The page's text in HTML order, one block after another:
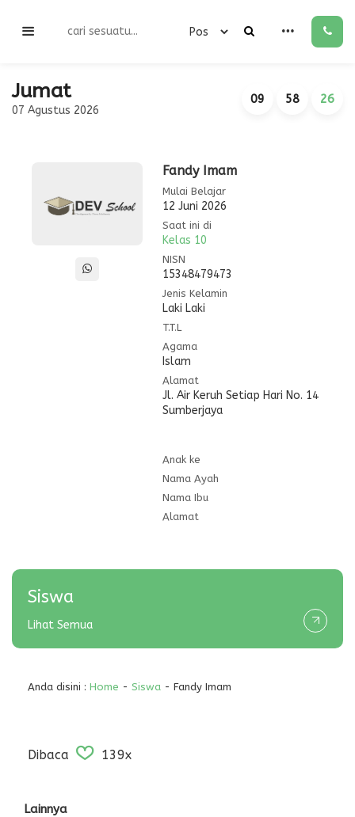
Jumat
07 Agustus 2026
09 58 26
Fandy Imam
Mulai Belajar
12 Juni 2026
Saat ini di
Kelas 10
NISN
15348479473
Jenis Kelamin
Laki Laki
T.T.L
Agama
Islam
Alamat
Jl. Air Keruh Setiap Hari No. 14
Sumberjaya
Anak ke
Nama Ayah
Nama Ibu
Alamat
Siswa
Lihat Semua
Anda disini : Home - Siswa - Fandy Imam
Dibaca 139x
Lainnya